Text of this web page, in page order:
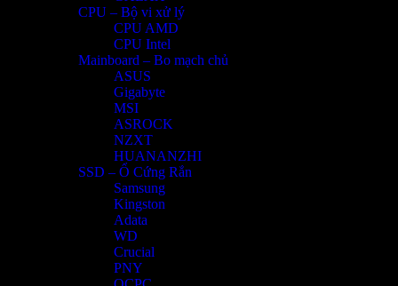
CPU – Bộ vi xử lý
CPU AMD
CPU Intel
Mainboard – Bo mạch chủ
ASUS
Gigabyte
MSI
ASROCK
NZXT
HUANANZHI
SSD – Ổ Cứng Rắn
Samsung
Kingston
Adata
WD
Crucial
PNY